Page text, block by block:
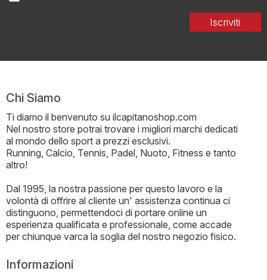
Iscriviti
Chi Siamo
Ti diamo il benvenuto su ilcapitanoshop.com
Nel nostro store potrai trovare i migliori marchi dedicati
al mondo dello sport a prezzi esclusivi.
Running, Calcio, Tennis, Padel, Nuoto, Fitness e tanto
altro!
Dal 1995, la nostra passione per questo lavoro e la
volontà di offrire al cliente un' assistenza continua ci
distinguono, permettendoci di portare online un
esperienza qualificata e professionale, come accade
per chiunque varca la soglia del nostro negozio fisico.
Informazioni